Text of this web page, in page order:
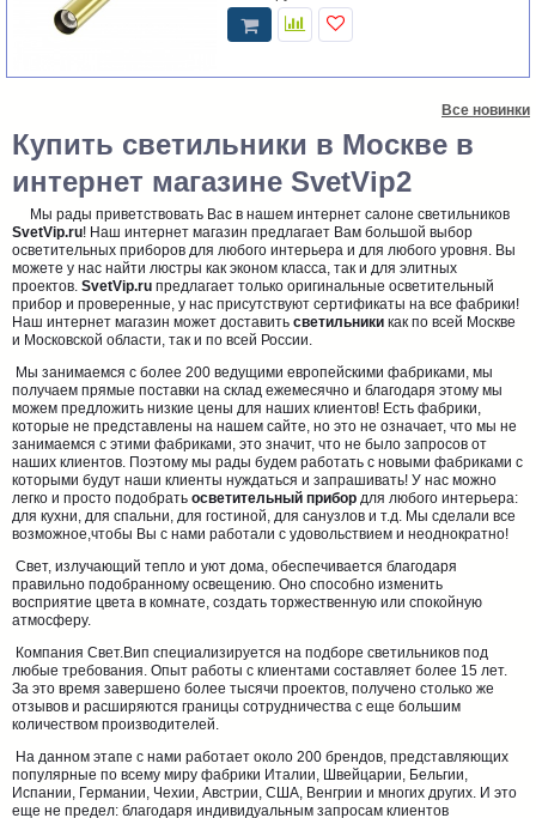
Все новинки
Купить светильники в Москве в
интернет магазине SvetVip2
Мы рады приветствовать Вас в нашем интернет салоне светильников
SvetVip.ru! Наш интернет магазин предлагает Вам большой выбор
осветительных приборов для любого интерьера и для любого уровня. Вы
можете у нас найти люстры как эконом класса, так и для элитных
проектов. SvetVip.ru предлагает только оригинальные осветительный
прибор и проверенные, у нас присутствуют сертификаты на все фабрики!
Наш интернет магазин может доставить светильники как по всей Москве
и Московской области, так и по всей России.
Мы занимаемся с более 200 ведущими европейскими фабриками, мы
получаем прямые поставки на склад ежемесячно и благодаря этому мы
можем предложить низкие цены для наших клиентов! Есть фабрики,
которые не представлены на нашем сайте, но это не означает, что мы не
занимаемся с этими фабриками, это значит, что не было запросов от
наших клиентов. Поэтому мы рады будем работать с новыми фабриками с
которыми будут наши клиенты нуждаться и запрашивать! У нас можно
легко и просто подобрать осветительный прибор для любого интерьера:
для кухни, для спальни, для гостиной, для санузлов и т.д. Мы сделали все
возможное,чтобы Вы с нами работали с удовольствием и неоднократно!
Свет, излучающий тепло и уют дома, обеспечивается благодаря
правильно подобранному освещению. Оно способно изменить
восприятие цвета в комнате, создать торжественную или спокойную
атмосферу.
Компания Свет.Вип специализируется на подборе светильников под
любые требования. Опыт работы с клиентами составляет более 15 лет.
За это время завершено более тысячи проектов, получено столько же
отзывов и расширяются границы сотрудничества с еще большим
количеством производителей.
На данном этапе с нами работает около 200 брендов, представляющих
популярные по всему миру фабрики Италии, Швейцарии, Бельгии,
Испании, Германии, Чехии, Австрии, США, Венгрии и многих других. И это
еще не предел: благодаря индивидуальным запросам клиентов